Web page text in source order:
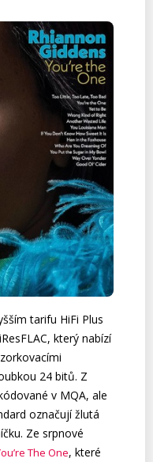
tarifu HiFi Plus
který nabízí
24 bitů. Z
v MQA, ale
označují žlutá
Ze srpnové
The One, které